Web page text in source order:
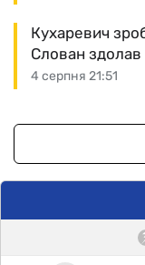
4 серпня 21:51
Кухаревич
Слован здолав